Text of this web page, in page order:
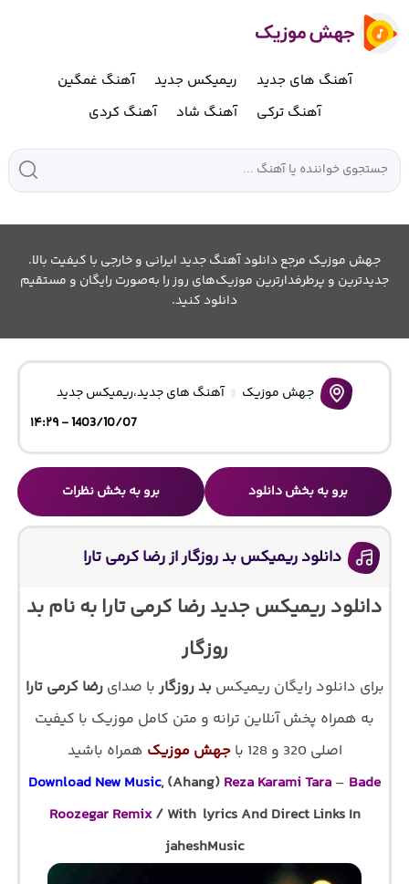
آهنگ های جدید ریمیکس جدید
آهنگ غمگین
آهنگ ترکی
آهنگ شاد آهنگ کردی
جهش موزیک مرجع دانلود آهنگ جدید ایرانی و خارجی با کیفیت بالا.
جدیدترین و پرطرفدارترین موزیک‌های روز را به‌صورت رایگان و مستقیم
دانلود کنید.
جهش موزیک آهنگ های جدید،ریمیکس جدید
1403/10/07 - ۱۴:۲۹
برو به بخش دانلود برو به بخش نظرات
دانلود ریمیکس بد روزگار از رضا کرمی تارا
دانلود ریمیکس جدید رضا کرمی تارا به نام بد
روزگار
برای دانلود رایگان ریمیکس بد روزگار با صدایرضا کرمی تارا
به همراه پخش آنلاین ترانه و متن کامل موزیک با کیفیت
اصلی 320 و 128 با
جهش موزیک همراه باشید
Download New Music, (Ahang) Reza Karami Tara – Bade
Roozegar Remix/ With lyrics And Direct Links In
jaheshMusic